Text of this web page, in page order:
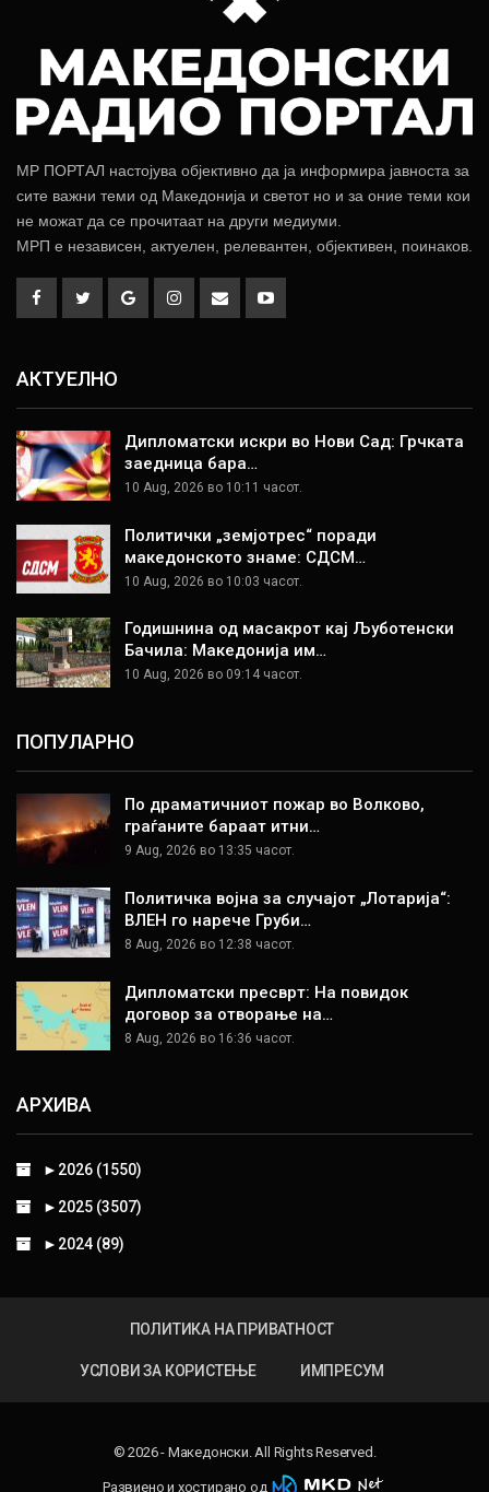
МР ПОРТАЛ настојува објективно да ја информира јавноста за
сите важни теми од Македонија и светот но и за оние теми кои
не можат да се прочитаат на други медиуми.
МРП е независен, актуелен, релевантен, објективен, поинаков.
АКТУЕЛНО
Дипломатски искри во Нови Сад: Грчката
заедница бара…
10 Aug, 2026 во 10:11 часот.
Политички „земјотрес“ поради
македонското знаме: СДСМ…
10 Aug, 2026 во 10:03 часот.
Годишнина од масакрот кај Љуботенски
Бачила: Македонија им…
10 Aug, 2026 во 09:14 часот.
ПОПУЛАРНО
По драматичниот пожар во Волково,
граѓаните бараат итни…
9 Aug, 2026 во 13:35 часот.
Политичка војна за случајот „Лотарија“:
ВЛЕН го нарече Груби…
8 Aug, 2026 во 12:38 часот.
Дипломатски пресврт: На повидок
договор за отворање на…
8 Aug, 2026 во 16:36 часот.
АРХИВА
► 2026 (1550)
► 2025 (3507)
► 2024 (89)
ПОЛИТИКА НА ПРИВАТНОСТ
УСЛОВИ ЗА КОРИСТЕЊЕ ИМПРЕСУМ
© 2026 - Македонски. All Rights Reserved.
Развиено и хостирано од